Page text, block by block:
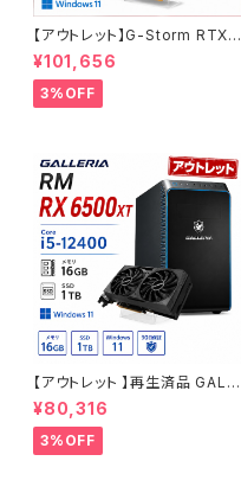
【アウトレット】G-Storm RTX2
060Super Ryzen5-5500 メ
モリ16GB SSD512GB ゲーミ
ングPC 90日保証
¥101,656
3%OFF
【アウトレット 】再生済品 GALL
ERIA RM RX 6500XT Core i
5-12400 メモリ16GB SSD1T
B ゲーミングPC 整備済み品 9
0日保証
¥80,316
3%OFF